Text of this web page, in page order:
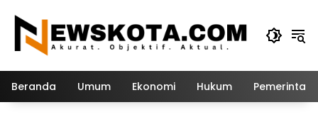
konten
Beranda Umum Ekonomi Hukum